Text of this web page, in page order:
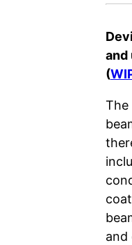
and
(
The
and